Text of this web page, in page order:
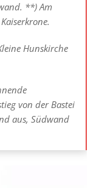
**) Am
Hunskirche
von der Bastei
aus, Südwand